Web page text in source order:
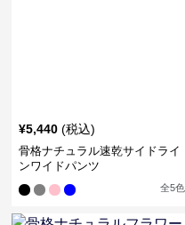
¥5,440 (税込)
骨格ナチュラル速乾サイドライ
ンワイドパンツ
全5色